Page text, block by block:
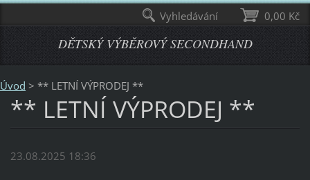
DĚTSKÝ VÝBĚROVÝ SECONDHAND
Úvod > ** LETNÍ VÝPRODEJ **
** LETNÍ VÝPRODEJ **
23.08.2025 18:36
0,00 Kč
Vyhledávání